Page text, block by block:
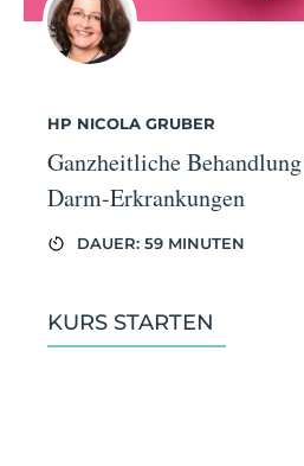
HP NICOLA GRUBER
Ganzheitliche
Darm-Erkrankungen
DAUER: 59 MINUTEN
KURS STARTEN